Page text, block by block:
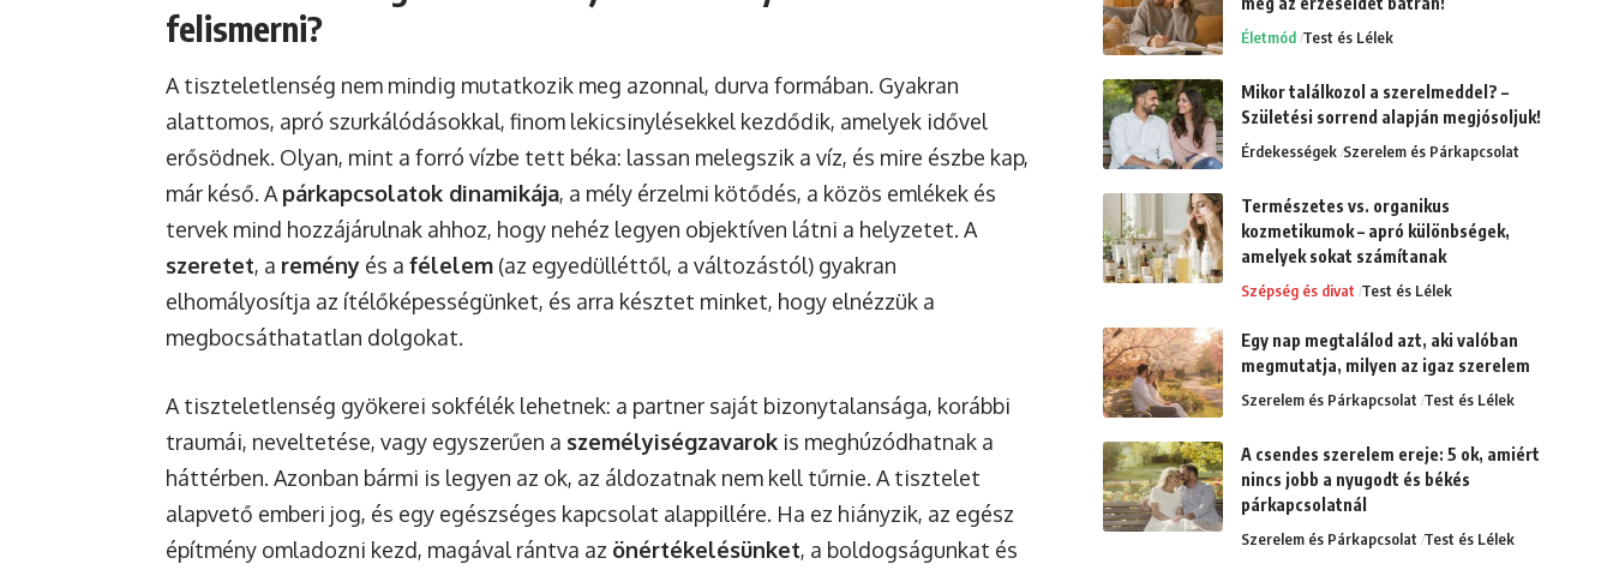
felismerni?
A tiszteletlenség nem mindig mutatkozik meg azonnal, durva formában. Gyakran
alattomos, apró szurkálódásokkal, finom lekicsinylésekkel kezdődik, amelyek idővel
erősödnek. Olyan, mint a forró vízbe tett béka: lassan melegszik a víz, és mire észbe kap,
már késő. A párkapcsolatok dinamikája, a mély érzelmi kötődés, a közös emlékek és
tervek mind hozzájárulnak ahhoz, hogy nehéz legyen objektíven látni a helyzetet. A
szeretet, a remény és a félelem (az egyedülléttől, a változástól) gyakran
elhomályosítja az ítélőképességünket, és arra késztet minket, hogy elnézzük a
megbocsáthatatlan dolgokat.
A tiszteletlenség gyökerei sokfélék lehetnek: a partner saját bizonytalansága, korábbi
traumái, neveltetése, vagy egyszerűen a személyiségzavarok is meghúzódhatnak a
háttérben. Azonban bármi is legyen az ok, az áldozatnak nem kell tűrnie. A tisztelet
alapvető emberi jog, és egy egészséges kapcsolat alappillére. Ha ez hiányzik, az egész
építmény omladozni kezd, magával rántva az önértékelésünket, a boldogságunkat és
Életmód Test és Lélek
Mikor találkozol a szerelmeddel? –
Születési sorrend alapján megjósoljuk!
Érdekességek Szerelem és Párkapcsolat
Természetes vs. organikus
kozmetikumok – apró különbségek,
amelyek sokat számítanak
Szépség és divat Test és Lélek
Egy nap megtalálod azt, aki valóban
megmutatja, milyen az igaz szerelem
Szerelem és Párkapcsolat Test és Lélek
A csendes szerelem ereje: 5 ok, amiért
nincs jobb a nyugodt és békés
párkapcsolatnál
Szerelem és Párkapcsolat Test és Lélek